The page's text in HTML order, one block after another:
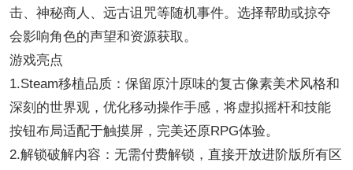
击、神秘商人、远古诅咒等随机事件。选择帮助或掠夺
会影响角色的声望和资源获取。
游戏亮点
1.Steam移植品质：保留原汁原味的复古像素美术风格和
深刻的世界观，优化移动操作手感，将虚拟摇杆和技能
按钮布局适配于触摸屏，完美还原RPG体验。
2.解锁破解内容：无需付费解锁，直接开放进阶版所有区